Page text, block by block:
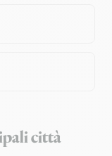
città